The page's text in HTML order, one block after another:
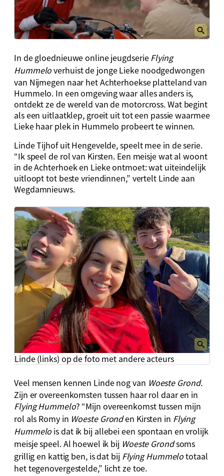
In de gloednieuwe online jeugdserieFlying
Hummeloverhuist de jonge Lieke noodgedwongen
van Nijmegen naar het Achterhoekse platteland van
Hummelo. In een omgeving waar alles anders is,
ontdekt ze de wereld van de motorcross. Wat begint
als een uitlaatklep, groeit uit tot een passie waarmee
Lieke haar plek in Hummelo probeert te winnen.
Linde Tijhof uit Hengevelde, speelt mee in de serie.
“Ik speel de rol van Kirsten. Een meisje wat al woont
in de Achterhoek en Lieke ontmoet: wat uiteindelijk
uitloopt tot beste vriendinnen,” vertelt Linde aan
Wegdamnieuws.
Linde (links) op de foto met andere acteurs
Veel mensen kennen Linde nog van Woeste Grond.
Zijn er overeenkomsten tussen haar rol daar en in
Flying Hummelo? “Mijn overeenkomst tussen mijn
rol als Romy in Woeste Gronden Kirsten in Flying
Hummelo is dat ik bij allebei een spontaan en vrolijk
meisje speel. Al hoewel ik bij Woeste Grondsoms
grillig en kattig ben, is dat bij Flying Hummelototaal
het tegenovergestelde,” licht ze toe.